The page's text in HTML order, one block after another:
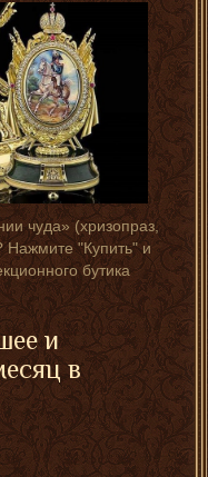
чуда» (хризопраз,
Нажмите "Купить" и
бутика
и
в